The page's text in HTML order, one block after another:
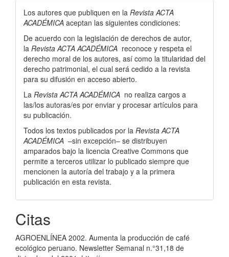
Los autores que publiquen en la Revista ACTA
ACADÉMICA aceptan las siguientes condiciones:
De acuerdo con la legislación de derechos de autor,
la Revista ACTA ACADÉMICA reconoce y respeta el
derecho moral de los autores, así­ como la titularidad del
derecho patrimonial, el cual será cedido a la revista
para su difusión en acceso abierto.
La Revista ACTA ACADÉMICA no realiza cargos a
las/los autoras/es por enviar y procesar artí­culos para
su publicación.
Todos los textos publicados por la Revista ACTA
ACADÉMICA –sin excepción– se distribuyen
amparados bajo la licencia Creative Commons que
permite a terceros utilizar lo publicado siempre que
mencionen la autorí­a del trabajo y a la primera
publicación en esta revista.
Citas
AGROENLÍNEA 2002. Aumenta la producción de café
ecológico peruano. Newsletter Semanal n.°31,18 de